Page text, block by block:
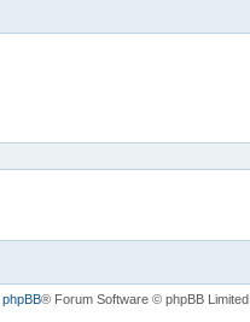
phpBB® Forum Software © phpBB Limited